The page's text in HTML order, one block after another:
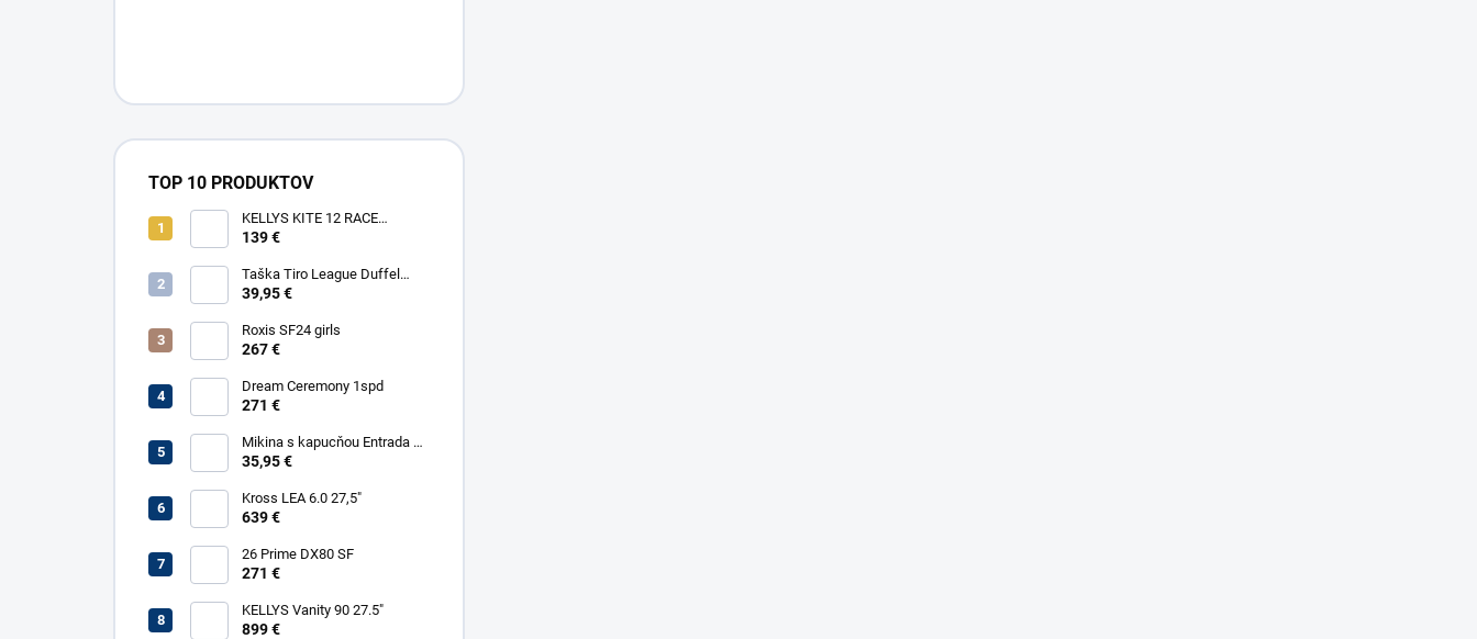
TOP 10 PRODUKTOV
KELLYS KITE 12 RACE
YELLOW
139 €
Taška Tiro League Duffel
Large
39,95 €
Roxis SF24 girls
267 €
Dream Ceremony 1spd
271 €
Mikina s kapucňou Entrada 22
Sweat
35,95 €
Kross LEA 6.0 27,5"
639 €
26 Prime DX80 SF
271 €
KELLYS Vanity 90 27.5"
899 €